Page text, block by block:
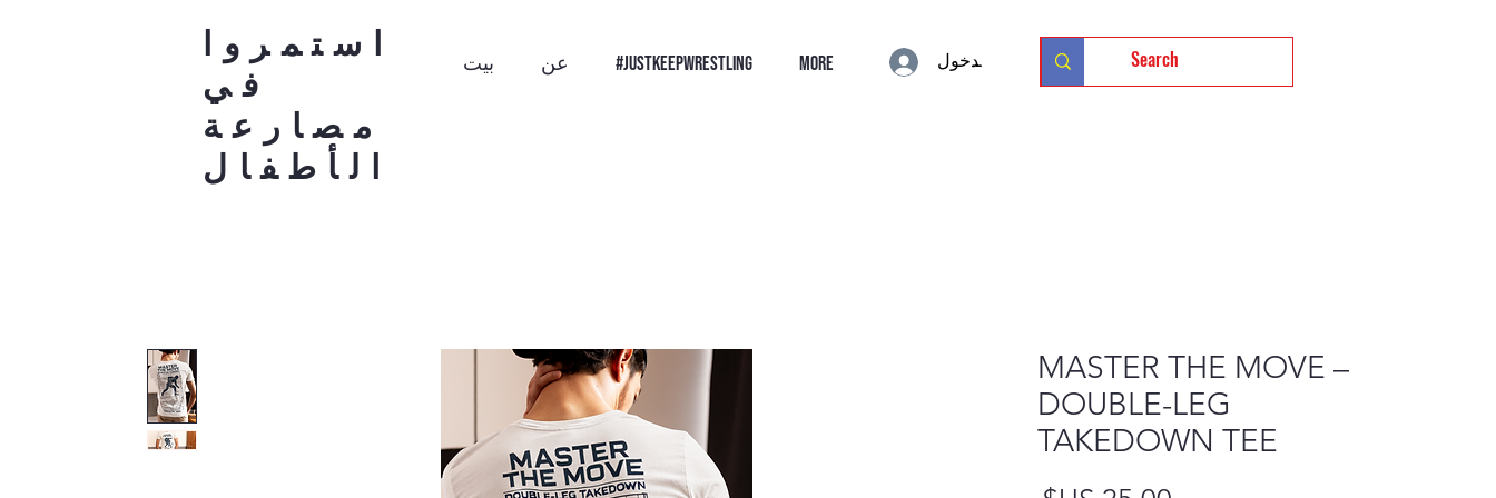
استمروا
في
مصارعة
الأطفال
بيت عن #JustKeepWrestling More تسجيل الدخول
MASTER THE MOVE –
DOUBLE-LEG
TAKEDOWN TEE